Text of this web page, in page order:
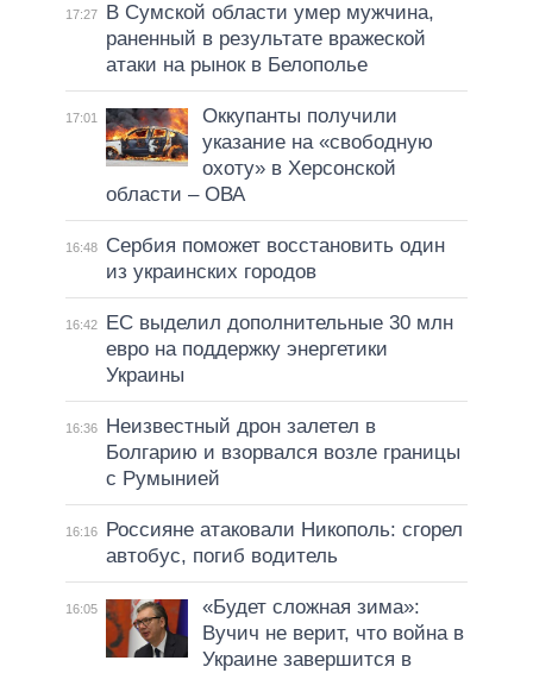
17:27
В Сумской области умер мужчина,
раненный в результате вражеской
атаки на рынок в Белополье
17:01
Оккупанты получили
указание на «свободную
охоту» в Херсонской
области – ОВА
16:48
Сербия поможет восстановить один
из украинских городов
16:42
ЕС выделил дополнительные 30 млн
евро на поддержку энергетики
Украины
16:36
Неизвестный дрон залетел в
Болгарию и взорвался возле границы
с Румынией
16:16
Россияне атаковали Никополь: сгорел
автобус, погиб водитель
16:05
«Будет сложная зима»:
Вучич не верит, что война в
Украине завершится в